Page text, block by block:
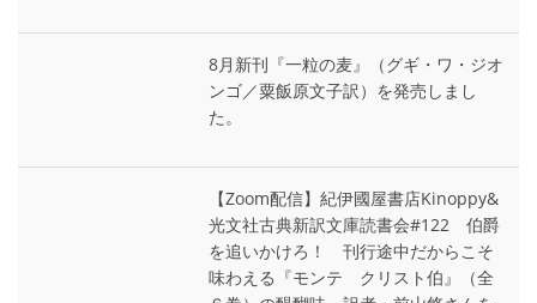
8月新刊『一粒の麦』（グギ・ワ・ジオ
ンゴ／粟飯原文子訳）を発売しまし
た。
【Zoom配信】紀伊國屋書店Kinoppy&
光文社古典新訳文庫読書会#122 伯爵
を追いかけろ！ 刊行途中だからこそ
味わえる『モンテ゠クリスト伯』（全